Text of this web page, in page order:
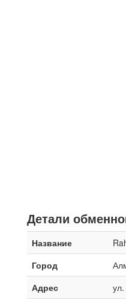
Детали
Название
Город
Адрес